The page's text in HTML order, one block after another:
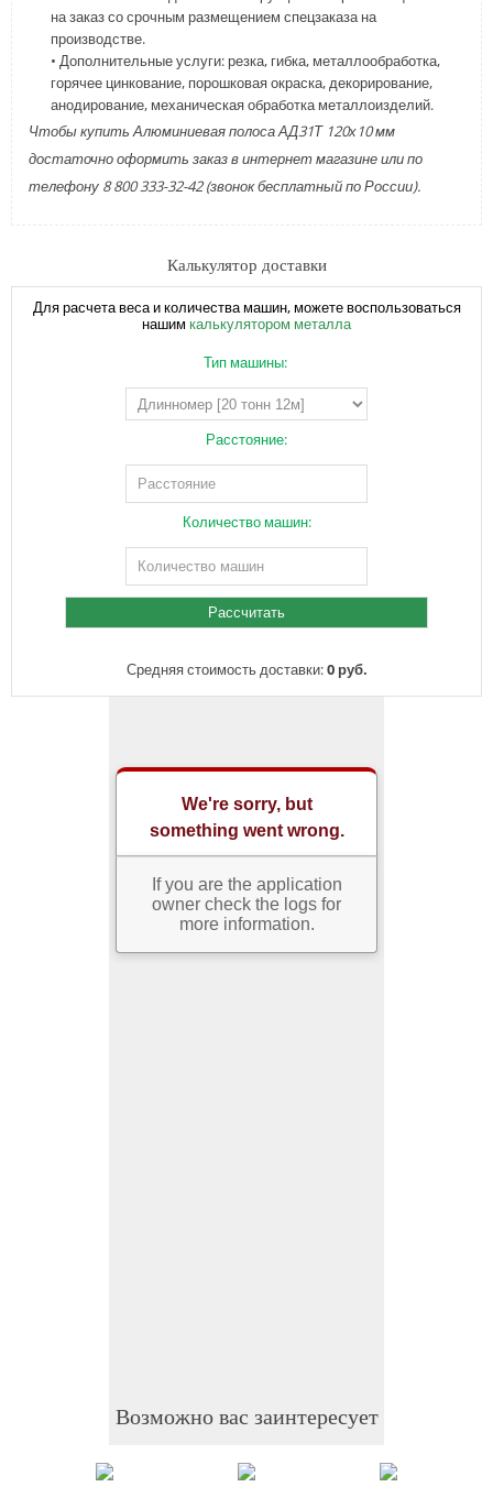
на заказ со срочным размещением спецзаказа на
производстве.
• Дополнительные услуги: резка, гибка, металлообработка,
горячее цинкование, порошковая окраска, декорирование,
анодирование, механическая обработка металлоизделий.
Чтобы купить Алюминиевая полоса АД31Т 120х10 мм
достаточно оформить заказ в интернет магазине или по
телефону 8 800 333-32-42 (звонок бесплатный по России).
Калькулятор доставки
Для расчета веса и количества машин, можете воспользоваться
нашим калькулятором металла
Тип машины:
Расстояние:
Количество машин:
Средняя стоимость доставки:0 руб.
Возможно вас заинтересует